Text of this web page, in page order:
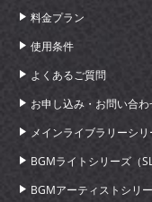
料金プラン
使用条件
よくあるご質問
お申し込み・お問い合わ
メインライブラリーシリ
BGMライトシリーズ（SL
BGMアーティストシリー